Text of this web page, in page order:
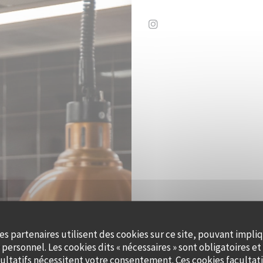
partenaires utilisent des cookies sur ce site, pouvant
Les cookies dits « nécessaires » sont obligatoires
nécessitent votre consentement. Ces cookies
Instagram ((ouvre une
QUAI OUEST